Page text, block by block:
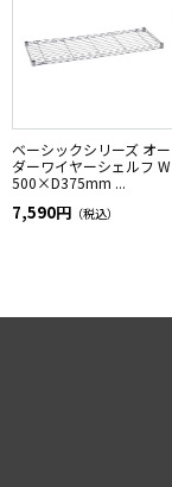
ベーシックシリーズ オー
ダーワイヤーシェルフ W
500×D375mm ...
7,590円 （税込）